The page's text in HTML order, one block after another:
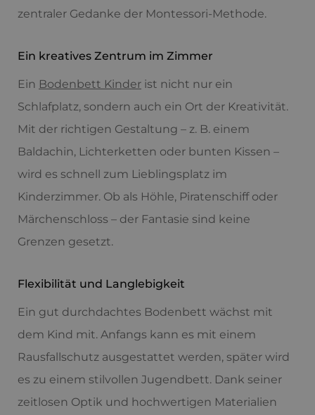
zentraler Gedanke der Montessori-Methode.
Ein kreatives Zentrum im Zimmer
Ein Bodenbett Kinder ist nicht nur ein
Schlafplatz, sondern auch ein Ort der Kreativität.
Mit der richtigen Gestaltung – z. B. einem
Baldachin, Lichterketten oder bunten Kissen –
wird es schnell zum Lieblingsplatz im
Kinderzimmer. Ob als Höhle, Piratenschiff oder
Märchenschloss – der Fantasie sind keine
Grenzen gesetzt.
Flexibilität und Langlebigkeit
Ein gut durchdachtes Bodenbett wächst mit
dem Kind mit. Anfangs kann es mit einem
Rausfallschutz ausgestattet werden, später wird
es zu einem stilvollen Jugendbett. Dank seiner
zeitlosen Optik und hochwertigen Materialien